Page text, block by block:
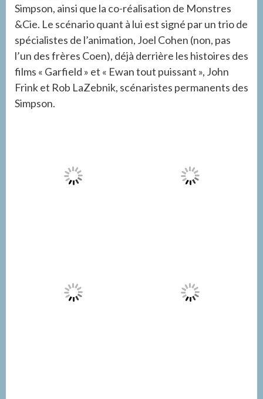
Simpson, ainsi que la co-réalisation de Monstres
&Cie. Le scénario quant à lui est signé par un trio de
spécialistes de l’animation, Joel Cohen (non, pas
l’un des frères Coen), déjà derrière les histoires des
films « Garfield » et « Ewan tout puissant », John
Frink et Rob LaZebnik, scénaristes permanents des
Simpson.